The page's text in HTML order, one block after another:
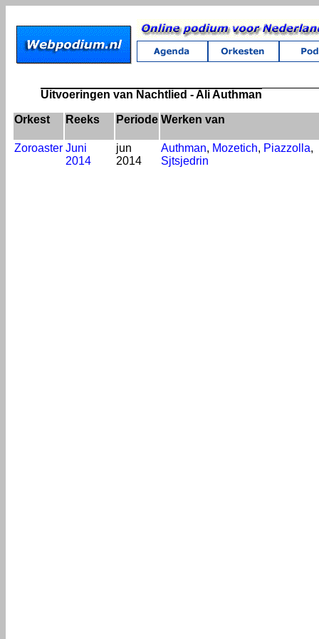
Uitvoeringen van Nachtlied - Ali Authman
Orkest Reeks Periode Werken van
Zoroaster Juni
2014
jun
2014
Authman, Mozetich, Piazzolla,
Sjtsjedrin